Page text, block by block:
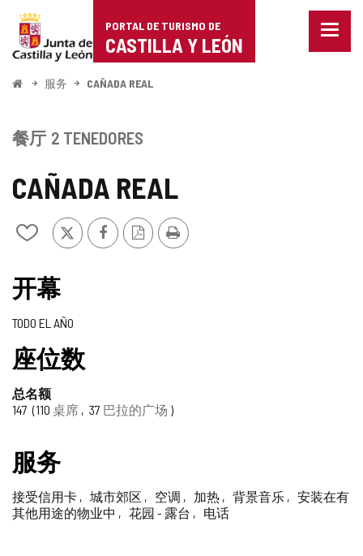
Portal
de
Turismo
Castilla
León
PORTAL DE TURISMO DE
CASTILLA Y LEÓN
菜
开
服务 CAÑADA REAL
CAÑADA REAL
从
笔
记
中
添
加/
删
除
推
特
FacebookPDF
版
打
印
餐厅 2 TENEDORES
开幕
TODO EL AÑO
座位数
总名额
147
110 桌席 37 巴拉的广场
服务
接受信用卡 城市郊区 空调 加热 背景音乐
安装在有
其他用途的物业中
花园 - 露台 电话